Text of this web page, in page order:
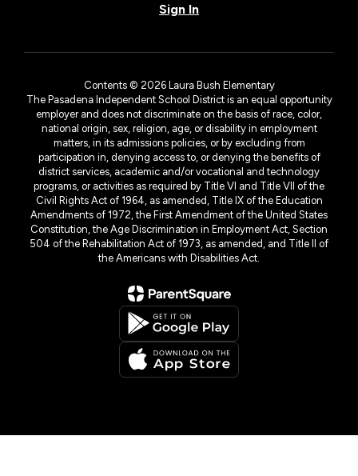
Sign In
Contents © 2026 Laura Bush Elementary
The Pasadena Independent School District is an equal opportunity
employer and does not discriminate on the basis of race, color,
national origin, sex, religion, age, or disability in employment
matters, in its admissions policies, or by excluding from
participation in, denying access to, or denying the benefits of
district services, academic and/or vocational and technology
programs, or activities as required by Title VI and Title VII of the
Civil Rights Act of 1964, as amended, Title IX of the Education
Amendments of 1972, the First Amendment of the United States
Constitution, the Age Discrimination in Employment Act, Section
504 of the Rehabilitation Act of 1973, as amended, and Title II of
the Americans with Disabilities Act.